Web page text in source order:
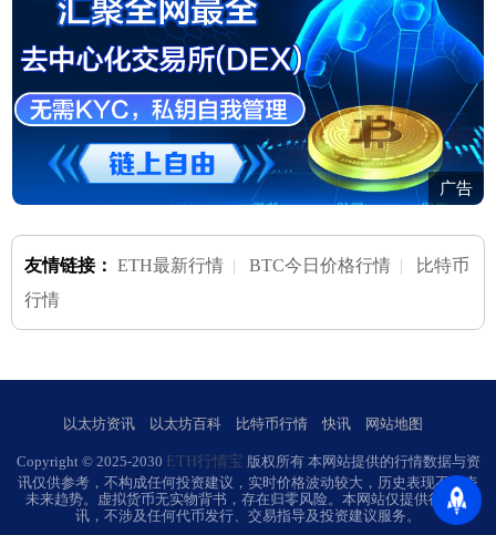
广告
友情链接： ETH最新行情 |BTC今日价格行情 | 比特币
行情
以太坊资讯 以太坊百科 比特币行情 快讯 网站地图
Copyright © 2025-2030 ETH行情宝 版权所有 本网站提供的行情数据与资
讯仅供参考，不构成任何投资建议，实时价格波动较大，历史表现不代表
未来趋势。虚拟货币无实物背书，存在归零风险。本网站仅提供行业资
讯，不涉及任何代币发行、交易指导及投资建议服务。